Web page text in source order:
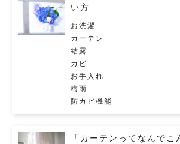
い方
お洗濯
カーテン
結露
カビ
お手入れ
梅雨
防カビ機能
「カーテンってなんでこ